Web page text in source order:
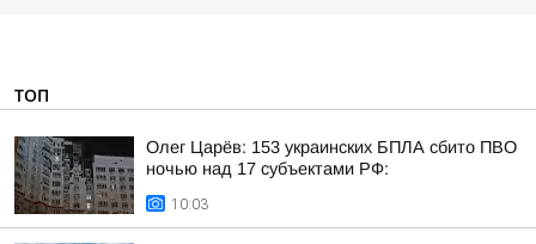
ТОП
Олег Царёв: 153 украинских БПЛА сбито ПВО
ночью над 17 субъектами РФ:
10:03